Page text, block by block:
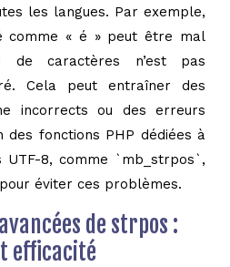
les langues. Par exemple,
comme « é » peut être mal
caractères n’est pas
Cela peut entraîner des
incorrects ou des erreurs
des fonctions PHP dédiées à
UTF-8, comme `mb_strpos`,
éviter ces problèmes.
de strpos :
efficacité